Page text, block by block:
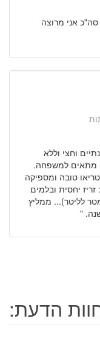
אני מרוצה
וחצי וללא
מתאים למשפחה.
טובה ומספיקה
יחסית ובלמים
היא בצריכת דלק (7.5 קילומטר לליטר)... ממליץ
"
הדעת: